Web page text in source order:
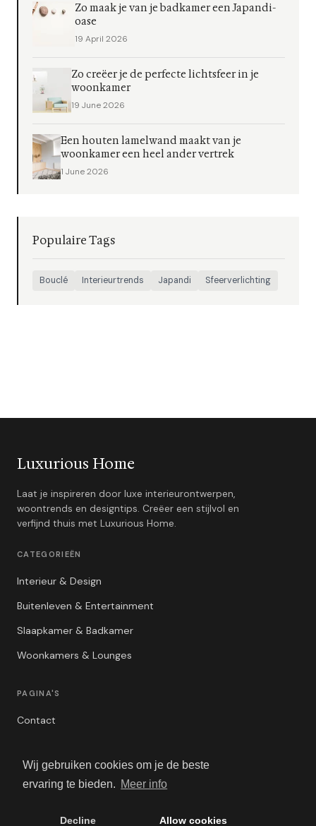
Wij gebruiken cookies om je de beste
ervaring te bieden. Meer info
Decline Allow cookies
Zo maak je van je badkamer een Japandi-
oase
19 April 2026
Zo creëer je de perfecte lichtsfeer in je
woonkamer
19 June 2026
Een houten lamelwand maakt van je
woonkamer een heel ander vertrek
1 June 2026
Populaire Tags
Bouclé Interieurtrends Japandi Sfeerverlichting
Luxurious Home
Laat je inspireren door luxe interieurontwerpen,
woontrends en designtips. Creëer een stijlvol en
verfijnd thuis met Luxurious Home.
CATEGORIEËN
Interieur & Design
Buitenleven & Entertainment
Slaapkamer & Badkamer
Woonkamers & Lounges
PAGINA'S
Contact
Algemene Voorwaarden
Adverteren